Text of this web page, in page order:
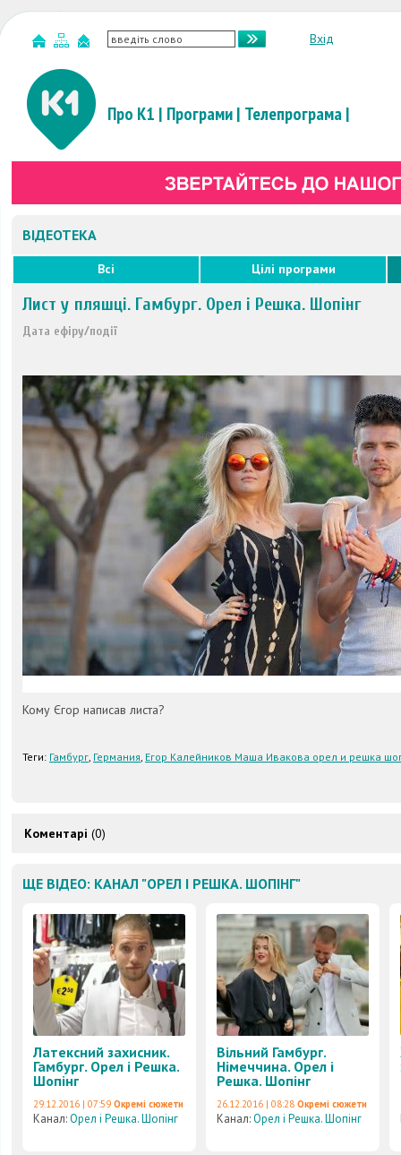
Вхід
Про К1 | Програми| Телепрограма|
ВІДЕОТЕКА
Всі Цілі програми
Лист у пляшці. Гамбург. Орел і Решка. Шопінг
Дата ефіру/події
Кому Єгор написав листа?
Теги: Гамбург, Германия, Егор Калейников Маша Ивакова орел и решка
Коментарі (0)
ЩЕ ВІДЕО: КАНАЛ "ОРЕЛ І РЕШКА. ШОПІНГ"
Латексний захисник.
Гамбург. Орел і Решка.
Шопінг
29.12.2016 | 07:59 Окремі сюжети
Канал:Орел і Решка. Шопінг
Вільний Гамбург.
Німеччина. Орел і
Решка. Шопінг
26.12.2016 | 08:28 Окремі сюжети
Канал:Орел і Решка. Шопінг